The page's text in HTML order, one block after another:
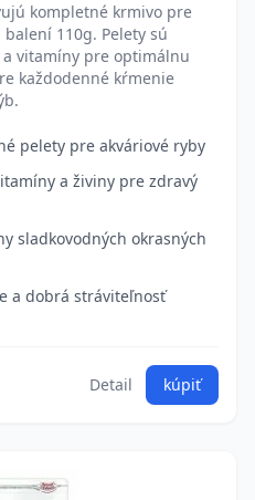
kompletné krmivo pre
110g. Pelety sú
vitamíny pre optimálnu
každodenné kŕmenie
pelety pre akváriové ryby
a živiny pre zdravý
sladkovodných okrasných
a dobrá stráviteľnosť
Detail kúpiť